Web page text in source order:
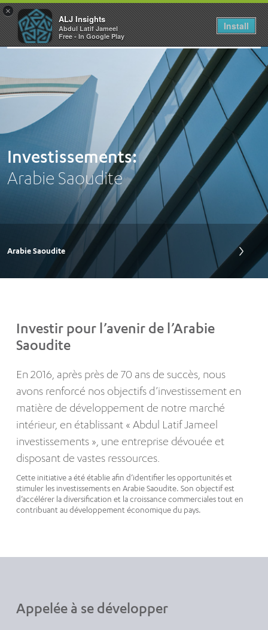
×
ALJ Insights
Abdul Latif Jameel
Free - In Google Play
Install
Toggle
navigation
Investissements:
Arabie Saoudite
Arabie Saoudite
Investir pour l’avenir de l’Arabie
Saoudite
En 2016, après près de 70 ans de succès, nous
avons renforcé nos objectifs d’investissement en
matière de développement de notre marché
intérieur, en établissant « Abdul Latif Jameel
investissements », une entreprise dévouée et
disposant de vastes ressources.
Cette initiative a été établie afin d’identifier les opportunités et
stimuler les investissements en Arabie Saoudite. Son objectif est
d’accélérer la diversification et la croissance commerciales tout en
contribuant au développement économique du pays.
Appelée à se développer